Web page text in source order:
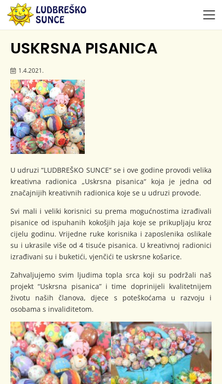
USKRSNA PISANICA
1.4.2021.
U udruzi “LUDBREŠKO SUNCE“ se i ove godine provodi velika
kreativna radionica „Uskrsna pisanica“ koja je jedna od
značajnijih kreativnih radionica koje se u udruzi provode.
Svi mali i veliki korisnici su prema mogućnostima izrađivali
pisanice od ispuhanih kokošjih jaja koje se prikupljaju kroz
cijelu godinu. Vrijedne ruke korisnika i zaposlenika oslikale
su i ukrasile više od 4 tisuće pisanica. U kreativnoj radionici
izrađivani su i buketići, vjenčići te uskrsne košarice.
Zahvaljujemo svim ljudima topla srca koji su podržali naš
projekt “Uskrsna pisanica” i time doprinijeli kvalitetnijem
životu naših članova, djece s poteškoćama u razvoju i
osobama s invaliditetom.